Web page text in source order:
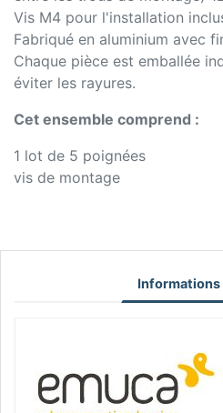
Vis M4 pour l'installation
Fabriqué en aluminium avec
Chaque pièce est emballée
éviter les rayures.
Cet ensemble comprend :
1 lot de 5 poignées
vis de montage